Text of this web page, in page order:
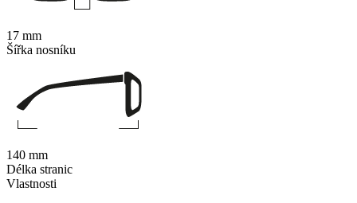
Vlastnosti
17 mm
Šířka nosníku
140 mm
Délka stranic